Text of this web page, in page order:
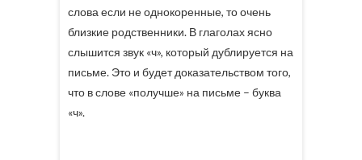
слова если не однокоренные, то очень
близкие родственники. В глаголах ясно
слышится звук «ч», который дублируется на
письме. Это и будет доказательством того,
что в слове «получше» на письме – буква
«ч».